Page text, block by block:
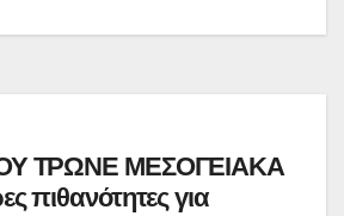
ΤΡΩΝΕ ΜΕΣΟΓΕΙΑΚΑ
πιθανότητες για